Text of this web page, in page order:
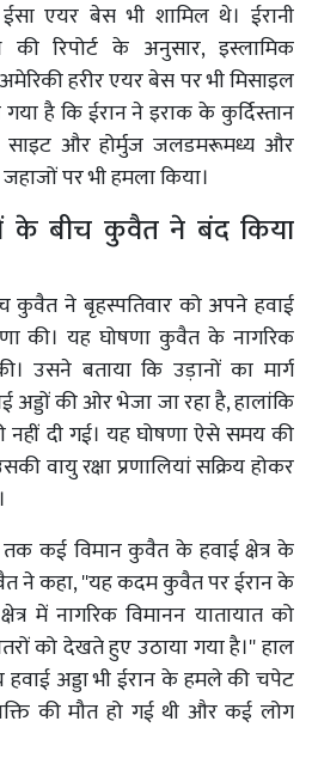
एयर बेस भी शामिल थे। ईरानी
रिपोर्ट के अनुसार, इस्लामिक
हरीर एयर बेस पर भी मिसाइल
गया है कि ईरान ने इराक के कुर्दिस्तान
साइट और होर्मुज जलडमरूमध्य और
पर भी हमला किया।
के बीच कुवैत ने बंद किया
कुवैत ने बृहस्पतिवार को अपने हवाई
की। यह घोषणा कुवैत के नागरिक
उसने बताया कि उड़ानों का मार्ग
अड्डों की ओर भेजा जा रहा है, हालांकि
दी गई। यह घोषणा ऐसे समय की
वायु रक्षा प्रणालियां सक्रिय होकर
कई विमान कुवैत के हवाई क्षेत्र के
ने कहा, ''यह कदम कुवैत पर ईरान के
में नागरिक विमानन यातायात को
को देखते हुए उठाया गया है।'' हाल
हवाई अड्डा भी ईरान के हमले की चपेट
की मौत हो गई थी और कई लोग